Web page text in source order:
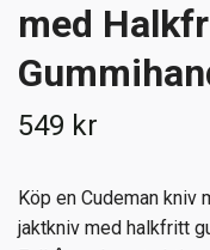
med
549 kr
Köp en Cudeman kniv
jaktkniv med halkfritt